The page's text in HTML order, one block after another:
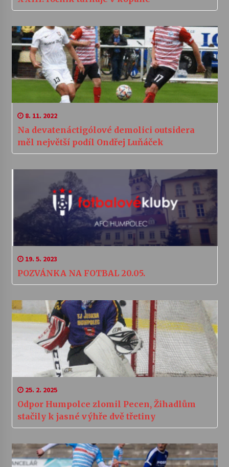
8. 11. 2022
Na devatenáctigólové demolici outsidera
měl největší podíl Ondřej Luňáček
19. 5. 2023
POZVÁNKA NA FOTBAL 20.05.
25. 2. 2025
Odpor Humpolce zlomil Pecen, Žihadlům
stačily k jasné výhře dvě třetiny